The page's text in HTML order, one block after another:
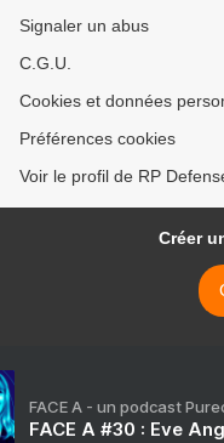
Signaler un abus
C.G.U.
Cookies et données
Préférences cookies
Voir le profil de RP
Créer
FACE A - un podcast
FACE A #30 : Eve